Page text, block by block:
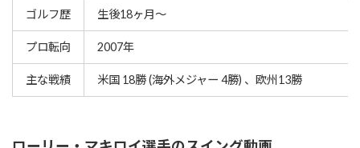
ゴルフ歴 生後18ヶ月〜
プロ転向 2007年
主な戦績 米国 18勝 (海外メジャー 4勝) 、欧州13勝